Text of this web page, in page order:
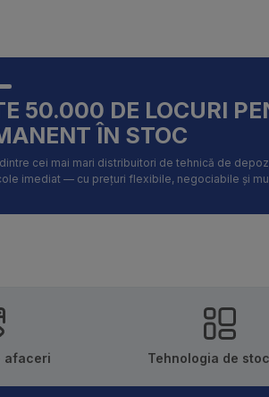
50.000 DE LOCURI
ÎN STOC
cei mai mari distribuitori de tehnică de
imediat — cu prețuri flexibile, negociabile și
afaceri Tehnologia de